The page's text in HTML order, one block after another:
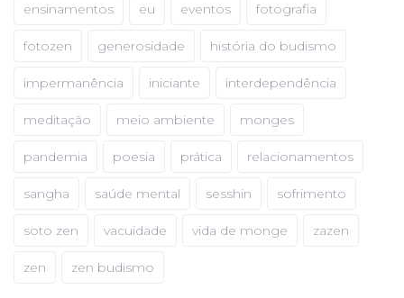
ensinamentos eu eventos fotografia
fotozen generosidade história do budismo
impermanência iniciante interdependência
meditação meio ambiente monges
pandemia poesia prática relacionamentos
sangha saúde mental sesshin sofrimento
soto zen vacuidade vida de monge zazen
zen zen budismo